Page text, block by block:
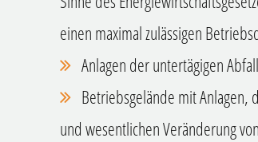
einen maximal zulässigen
Anlagen der untertägigen
Betriebsgelände mit Anlagen,
und wesentlichen Veränderung